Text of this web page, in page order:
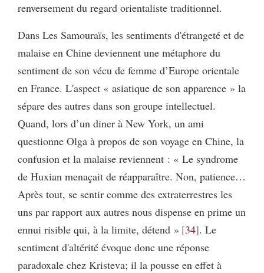
renversement du regard orientaliste traditionnel.
Dans Les Samouraïs, les sentiments d'étrangeté et de
malaise en Chine deviennent une métaphore du
sentiment de son vécu de femme d’Europe orientale
en France. L'aspect « asiatique de son apparence » la
sépare des autres dans son groupe intellectuel.
Quand, lors d’un diner à New York, un ami
questionne Olga à propos de son voyage en Chine, la
confusion et la malaise reviennent : « Le syndrome
de Huxian menaçait de réapparaître. Non, patience…
Après tout, se sentir comme des extraterrestres les
uns par rapport aux autres nous dispense en prime un
ennui risible qui, à la limite, détend » 34 . Le
sentiment d'altérité évoque donc une réponse
paradoxale chez Kristeva; il la pousse en effet à